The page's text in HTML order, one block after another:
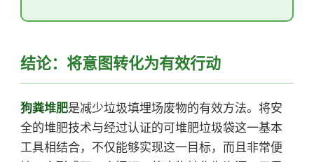
结论：将意图转化为有效行动
狗粪堆肥是减少垃圾填埋场废物的有效方法。将安
全的堆肥技术与经过认证的可堆肥垃圾袋这一基本
工具相结合，不仅能够实现这一目标，而且非常便